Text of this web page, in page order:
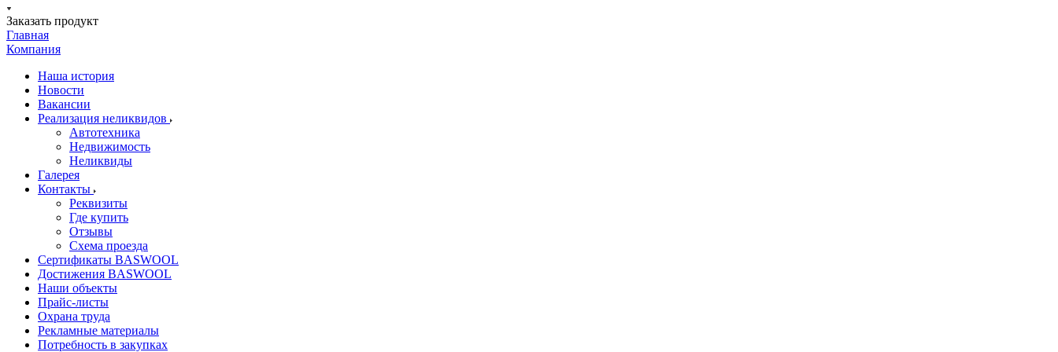
Заказать продукт
Главная
Компания
Наша история
Новости
Вакансии
Реализация неликвидов
Автотехника
Недвижимость
Неликвиды
Галерея
Контакты
Реквизиты
Где купить
Отзывы
Схема проезда
Сертификаты BASWOOL
Достижения BASWOOL
Наши объекты
Прайс-листы
Охрана труда
Рекламные материалы
Потребность в закупках